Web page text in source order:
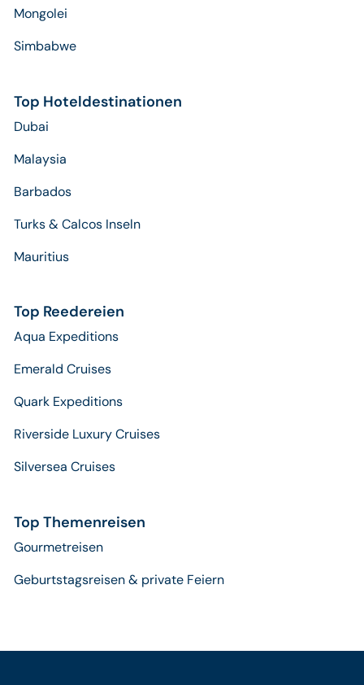
Mongolei
Simbabwe
Top Hoteldestinationen
Dubai
Malaysia
Barbados
Turks & Calcos Inseln
Mauritius
Top Reedereien
Aqua Expeditions
Emerald Cruises
Quark Expeditions
Riverside Luxury Cruises
Silversea Cruises
Top Themenreisen
Gourmetreisen
Geburtstagsreisen & private Feiern